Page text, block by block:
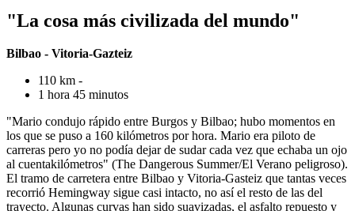
"La cosa más civilizada del mundo"
Bilbao - Vitoria-Gazteiz
110 km -
1 hora 45 minutos
"Mario condujo rápido entre Burgos y Bilbao; hubo momentos en
los que se puso a 160 kilómetros por hora. Mario era piloto de
carreras pero yo no podía dejar de sudar cada vez que echaba un ojo
al cuentakilómetros" (The Dangerous Summer/El Verano peligroso).
El tramo de carretera entre Bilbao y Vitoria-Gasteiz que tantas veces
recorrió Hemingway sigue casi intacto, no así el resto de las del
trayecto. Algunas curvas han sido suavizadas, el asfalto repuesto y